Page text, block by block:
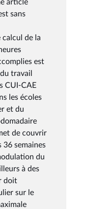
article
sans
de la
est
travail
CUI-CAE
les écoles
et du
de couvrir
36 semaines
du
à des
doit
sur le